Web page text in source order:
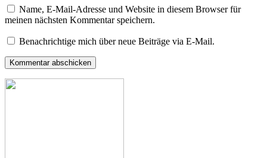
Name, E-Mail-Adresse und Website in diesem Browser für
meinen nächsten Kommentar speichern.
Benachrichtige mich über neue Beiträge via E-Mail.